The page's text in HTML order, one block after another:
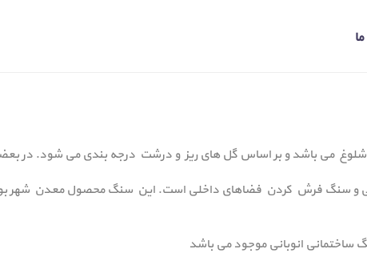
می باشد و بر اساس گل های ریز و درشت درجه بندی می شود. در
و سنگ فرش کردن فضاهای داخلی است. این سنگ محصول معدن شهر
ساختمانی انوبانی موجود می باشد